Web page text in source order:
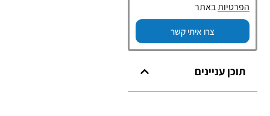
הפרטיותבאתר
צרו איתי קשר
תוכן עניינים